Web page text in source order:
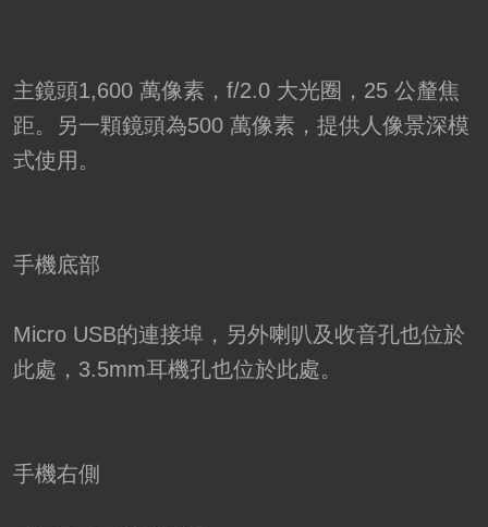
主鏡頭1,600 萬像素，f/2.0 大光圈，25 公釐焦
距。另一顆鏡頭為500 萬像素，提供人像景深模
式使用。
手機底部
Micro USB的連接埠，另外喇叭及收音孔也位於
此處，3.5mm耳機孔也位於此處。
手機右側